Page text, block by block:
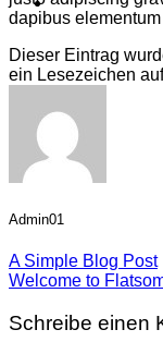
dapibus
Dieser Eintrag
ein Lesezeichen
Admin01
A Simple Blog Post
Welcome to
Schreibe einen